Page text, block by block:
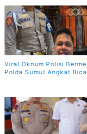
Viral Oknum Polisi
Polda Sumut Angkat